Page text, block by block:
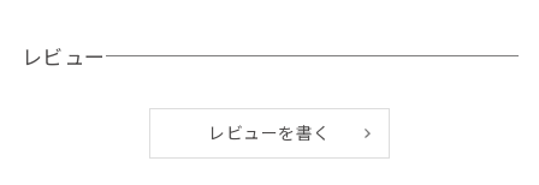
ンド、シュガースクワラン、アプリコット、メドウフォーム
[4種の美容成分(※整肌保湿成分)]
ライマメ、カッパフィカスアルバレジエキス、ハチミツ、シル
ク、マンダリンオレンジ、海洋深層水
レビュー
レビューを書く